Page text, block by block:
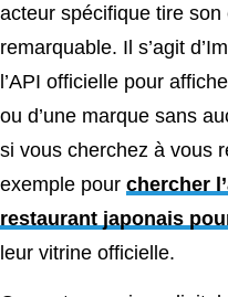
acteur spécifique tire
remarquable. Il s’agit
l’API officielle pour
ou d’une marque sans
si vous cherchez à vous
exemple pour chercher
restaurant japonais
leur vitrine officielle.